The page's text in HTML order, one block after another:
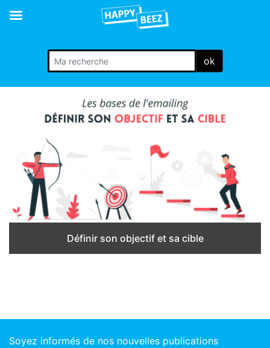
ok
Définir son objectif et sa cible
Soyez informés de nos nouvelles publications